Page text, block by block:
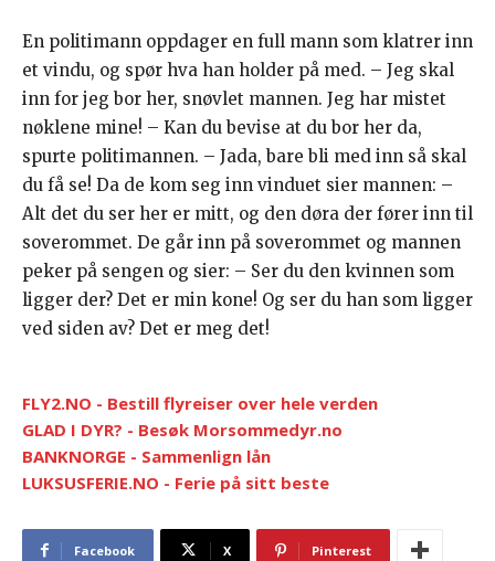
En politimann oppdager en full mann som klatrer inn
et vindu, og spør hva han holder på med. – Jeg skal
inn for jeg bor her, snøvlet mannen. Jeg har mistet
nøklene mine! – Kan du bevise at du bor her da,
spurte politimannen. – Jada, bare bli med inn så skal
du få se! Da de kom seg inn vinduet sier mannen: –
Alt det du ser her er mitt, og den døra der fører inn til
soverommet. De går inn på soverommet og mannen
peker på sengen og sier: – Ser du den kvinnen som
ligger der? Det er min kone! Og ser du han som ligger
ved siden av? Det er meg det!
FLY2.NO - Bestill flyreiser over hele verden
GLAD I DYR? - Besøk Morsommedyr.no
BANKNORGE - Sammenlign lån
LUKSUSFERIE.NO - Ferie på sitt beste
Facebook X Pinterest